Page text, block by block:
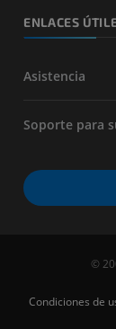
ENLACES
Asistencia
Soporte para
©
Condiciones de